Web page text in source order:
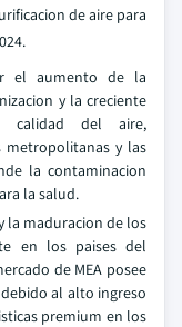
de aire para
el aumento de la
y la creciente
calidad del aire,
metropolitanas y las
la contaminacion
la salud.
la maduracion de los
en los paises del
de MEA posee
al alto ingreso
premium en los